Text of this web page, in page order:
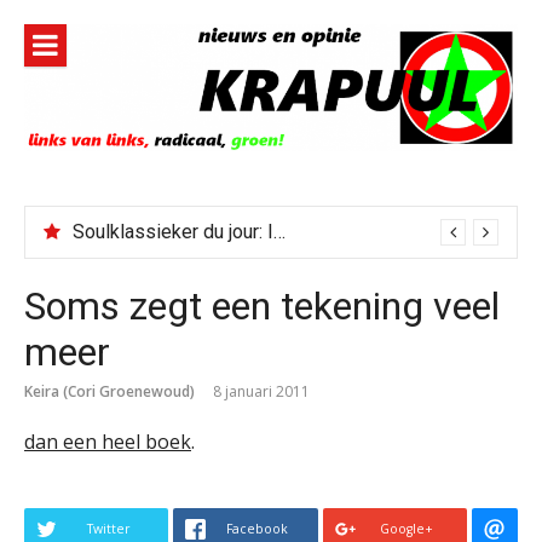
inhoud
Soulklassieker du jour: I Wish It Would Rain
Soms zegt een tekening veel
meer
Keira (Cori Groenewoud) 8 januari 2011
dan een heel boek.
Twitter Facebook Google+